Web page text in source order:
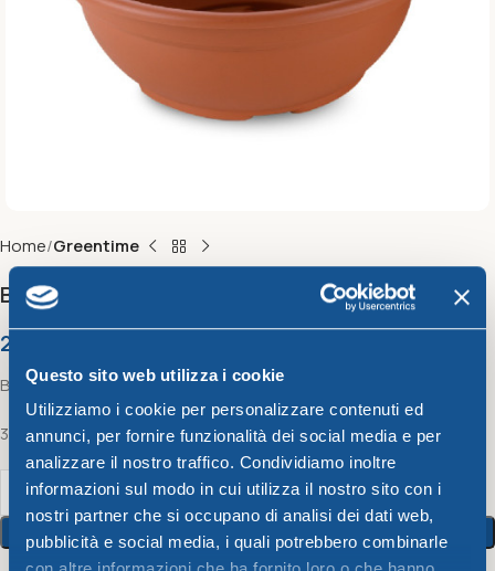
Questo sito web utilizza i cookie
Utilizziamo i cookie per personalizzare contenuti ed
annunci, per fornire funzionalità dei social media e per
analizzare il nostro traffico. Condividiamo inoltre
informazioni sul modo in cui utilizza il nostro sito con i
nostri partner che si occupano di analisi dei dati web,
pubblicità e social media, i quali potrebbero combinarle
Home Greentime
BOWL GREENTIME 30 x h 11,5 cm
2,51
Bowl Greentime
30 x h 11,5 cm
Add To Cart